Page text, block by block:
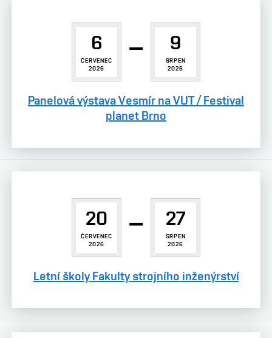
6
ČERVENEC
2026
– 9
SRPEN
2026
Panelová výstava Vesmír na VUT / Festival
planet Brno
20
ČERVENEC
2026
– 27
SRPEN
2026
Letní školy Fakulty strojního inženýrství